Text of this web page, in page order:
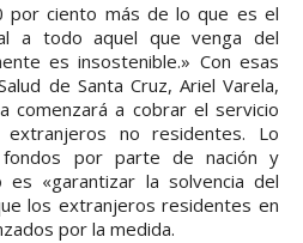
por ciento más de lo que es el
a todo aquel que venga del
es insostenible.» Con esas
de Santa Cruz, Ariel Varela,
comenzará a cobrar el servicio
no residentes. Lo
por parte de nación y
«garantizar la solvencia del
los extranjeros residentes en
por la medida.